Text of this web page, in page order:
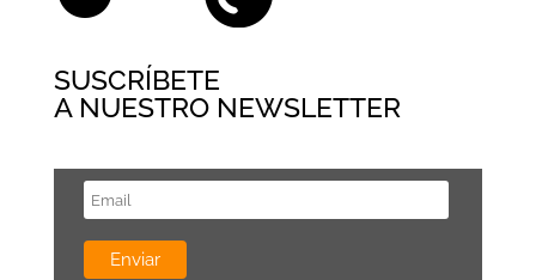
SUSCRÍBETE
A NUESTRO NEWSLETTER